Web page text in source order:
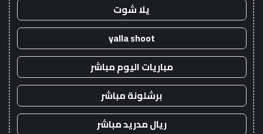
يلا شوت
yalla shoot
مباريات اليوم مباشر
برشلونة مباشر
ريال مدريد مباشر